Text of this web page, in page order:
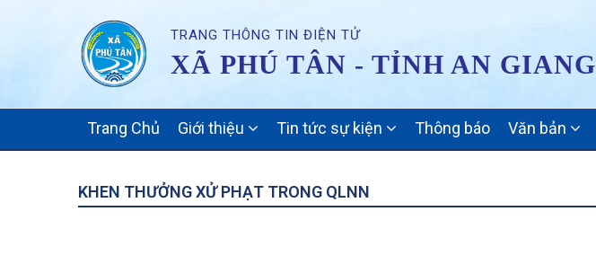
TRANG THÔNG TIN ĐIỆN TỬ
XÃ PHÚ TÂN - TỈNH AN GIANG
NAVIGATION
Trang Chủ Giới thiệu Tin tức sự kiện Thông báo Văn bản
KHEN THƯỞNG XỬ PHẠT TRONG QLNN